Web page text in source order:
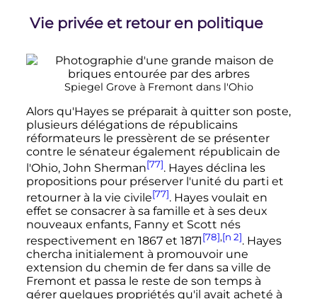
Vie privée et retour en politique
Spiegel Grove à Fremont dans l'Ohio
Alors qu'Hayes se préparait à quitter son poste,
plusieurs délégations de républicains
réformateurs le pressèrent de se présenter
contre le sénateur également républicain de
l'Ohio, John Sherman[77]. Hayes déclina les
propositions pour préserver l'unité du parti et
retourner à la vie civile[77]. Hayes voulait en
effet se consacrer à sa famille et à ses deux
nouveaux enfants, Fanny et Scott nés
respectivement en 1867 et 1871[78],[n 2]. Hayes
chercha initialement à promouvoir une
extension du chemin de fer dans sa ville de
Fremont et passa le reste de son temps à
gérer quelques propriétés qu'il avait acheté à